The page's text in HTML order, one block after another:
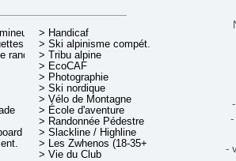
rando.
> Handicaf
> Ski alpinisme compét.
> Tribu alpine
> EcoCAF
> Photographie
> Ski nordique
> Vélo de Montagne
> École d'aventure
> Randonnée Pédestre
> Slackline / Highline
> Les Zwhenos (18-35+ ans)
> Vie du Club
-
-